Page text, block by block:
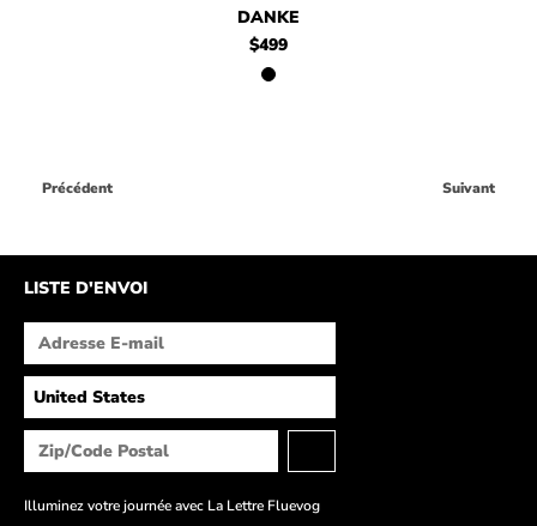
DANKE
$499
Précédent Suivant
LISTE D'ENVOI
Illuminez votre journée avec La Lettre Fluevog